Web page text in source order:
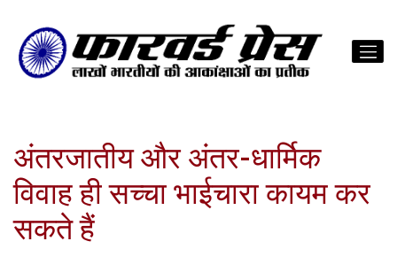
अंतरजातीय और अंतर-धार्मिक
विवाह ही सच्चा भाईचारा कायम कर
सकते हैं